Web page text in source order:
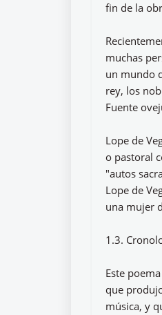
fin de la
muchas
un mundo
rey, los
Fuente
Lope de
o pastoral
"autos
Lope de
una mujer
1.3.
Este
que
música, y